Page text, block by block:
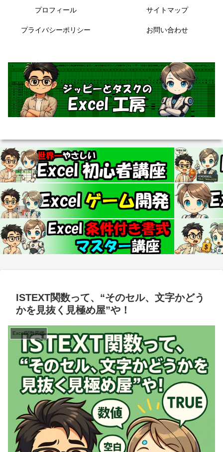
プロフィール サイトマップ
プライバシーポリシー お問い合わせ
ISTEXT関数って、“そのセル、文字かどう
かを見抜く見極め屋”や！
Excel関数図鑑